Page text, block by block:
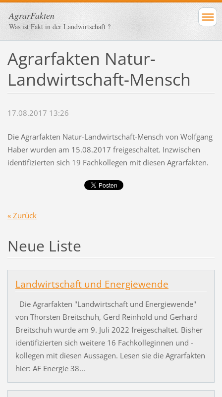
AgrarFakten
Was ist Fakt in der Landwirtschaft ?
Agrarfakten Natur-
Landwirtschaft-Mensch
17.08.2017 13:26
Die Agrarfakten Natur-Landwirtschaft-Mensch von Wolfgang
Haber wurden am 15.08.2017 freigeschaltet. Inzwischen
identifizierten sich 19 Fachkollegen mit diesen Agrarfakten.
« Zurück
Neue Liste
Landwirtschaft und Energiewende
Die Agrarfakten "Landwirtschaft und Energiewende"
von Thorsten Breitschuh, Gerd Reinhold und Gerhard
Breitschuh wurde am 9. Juli 2022 freigeschaltet. Bisher
identifizierten sich weitere 16 Fachkolleginnen und -
kollegen mit diesen Aussagen. Lesen sie die Agrarfakten
hier: AF Energie 38...